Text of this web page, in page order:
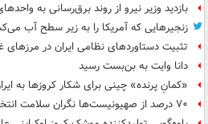
بازدید وزیر نیرو از روند برق‌رسانی به
زنجیرهایی که آمریکا را به زیر سطح آب
تثبیت دستاوردهای نظامی ایران در
دانا وایت به بن‌بست رسید
«کمانِ پرنده» چینی برای شکار کروزها به
۷۰ درصد از صهیونیست‌ها نگران سلامت انتخابات هستند